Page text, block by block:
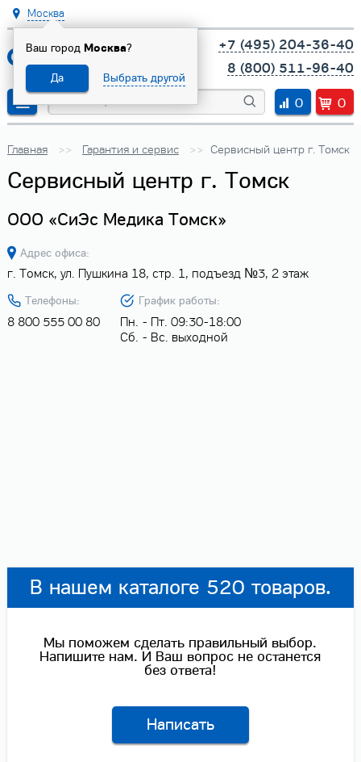
Москва
Ваш город Москва?
Да Выбрать другой
+7 (495) 204-36-40
8 (800) 511-96-40
0
0
Главная Гарантия и сервис Сервисный центр г. Томск
Сервисный центр г. Томск
ООО «СиЭс Медика Томск»
Адрес офиса:
г. Томск, ул. Пушкина 18, стр. 1, подъезд №3, 2 этаж
Телефоны:
8 800 555 00 80
График работы:
Пн. - Пт. 09:30-18:00
Сб. - Вс. выходной
В нашем каталоге 520 товаров.
Мы поможем сделать правильный выбор.
Напишите нам. И Ваш вопрос не останется
без ответа!
Написать